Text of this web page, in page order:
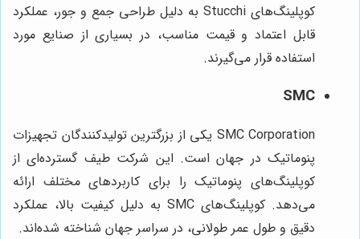
کوپلینگ‌های Stucchi به دلیل طراحی جمع و جور، عملکرد
قابل اعتماد و قیمت مناسب، در بسیاری از صنایع مورد
استفاده قرار می‌گیرند.
SMC
SMC Corporation یکی از بزرگترین تولیدکنندگان تجهیزات
پنوماتیک در جهان است. این شرکت طیف گسترده‌ای از
کوپلینگ‌های پنوماتیک را برای کاربردهای مختلف ارائه
می‌دهد. کوپلینگ‌های SMC به دلیل کیفیت بالا، عملکرد
دقیق و طول عمر طولانی، در سراسر جهان شناخته شده‌اند.